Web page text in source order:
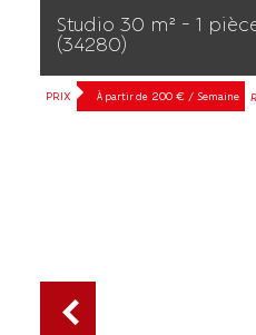
Studio 30 m² - 1
(34280)
PRIX À partir de 200 € / Semaine